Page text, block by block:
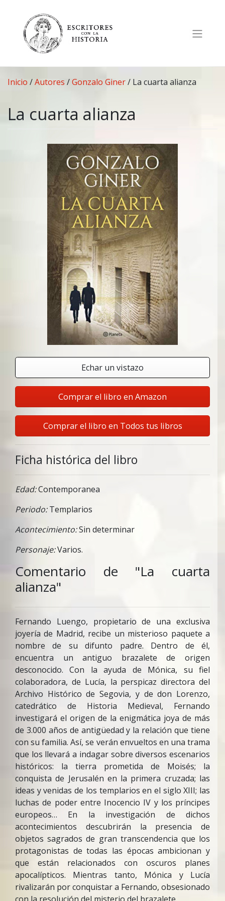
contenido
Inicio /Autores /Gonzalo Giner/ La cuarta alianza
La cuarta alianza
Echar un vistazo
Comprar el libro en Amazon
Comprar el libro en Todos tus libros
Ficha histórica del libro
Edad:Contemporanea
Periodo:Templarios
Acontecimiento:Sin determinar
Personaje:Varios.
Comentario de "La cuarta
alianza"
Fernando Luengo, propietario de una exclusiva
joyería de Madrid, recibe un misterioso paquete a
nombre de su difunto padre. Dentro de él,
encuentra un antiguo brazalete de origen
desconocido. Con la ayuda de Mónica, su fiel
colaboradora, de Lucía, la perspicaz directora del
Archivo Histórico de Segovia, y de don Lorenzo,
catedrático de Historia Medieval, Fernando
investigará el origen de la enigmática joya de más
de 3.000 años de antigüedad y la relación que tiene
con su familia. Así, se verán envueltos en una trama
que los llevará a indagar sobre diversos escenarios
históricos: la tierra prometida de Moisés; la
conquista de Jerusalén en la primera cruzada; las
ideas y venidas de los templarios en el siglo XIII; las
luchas de poder entre Inocencio IV y los príncipes
europeos… En la investigación de dichos
acontecimientos descubrirán la presencia de
objetos sagrados de gran transcendencia que los
protagonistas de todas las épocas ambicionan y
que están relacionados con oscuros planes
apocalípticos. Mientras tanto, Mónica y Lucía
rivalizarán por conquistar a Fernando, obsesionado